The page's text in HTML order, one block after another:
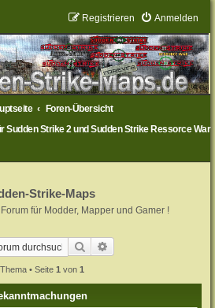
Anmelden
Registrieren
Foren-Übersicht
Sudden Strike 2 und Sudden Strike Ressorce War
Strike-Maps
für Modder, Mapper und Gamer !
Suche
• Seite 1 von 1